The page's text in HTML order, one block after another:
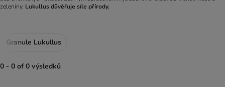
zeleniny. Lukullus důvěřuje síle přírody.
Granule Lukullus
0 - 0 of 0 výsledků